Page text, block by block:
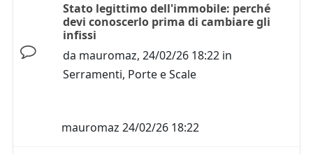
Stato legittimo dell'immobile: perché
devi conoscerlo prima di cambiare gli
infissi
da mauromaz, 24/02/26 18:22 in
Serramenti, Porte e Scale
mauromaz 24/02/26 18:22